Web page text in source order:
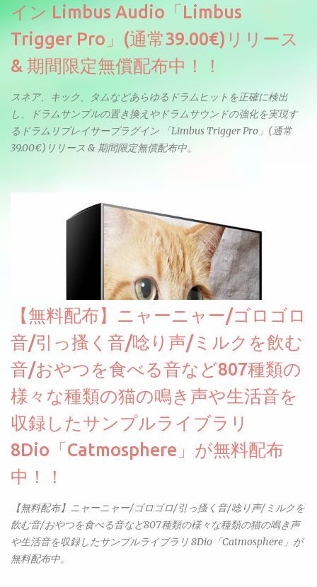
イン Limbus Audio「Limbus
Trigger Pro」(通常39.00€)リリース
& 期間限定無償配布中！！
スネア、キック、タムなどあらゆるドラムヒットを正確に検出
し、ドラムサンプルの置き換えやドラムサウンドの強化を実現す
るドラムリプレイサープラグイン 「Limbus Trigger Pro」(通常
39.00€)リリース & 期間限定無償配布中。
【無料配布】ニャーニャー/ゴロゴロ
音/引っ搔く音/唸り声/ミルクを飲む
音/おやつを食べる音など807種類の
様々な種類の猫の鳴き声や生活音を
収録したサンプルライブラリ
8Dio「Catmosphere」が無料配布
中！！
【無料配布】ニャーニャー/ゴロゴロ/引っ搔く音/唸り声/ミルクを
飲む音/おやつを食べる音など807種類の様々な種類の猫の鳴き声
や生活音を収録したサンプルライブラリ 8Dio「Catmosphere」が
無料配布中。